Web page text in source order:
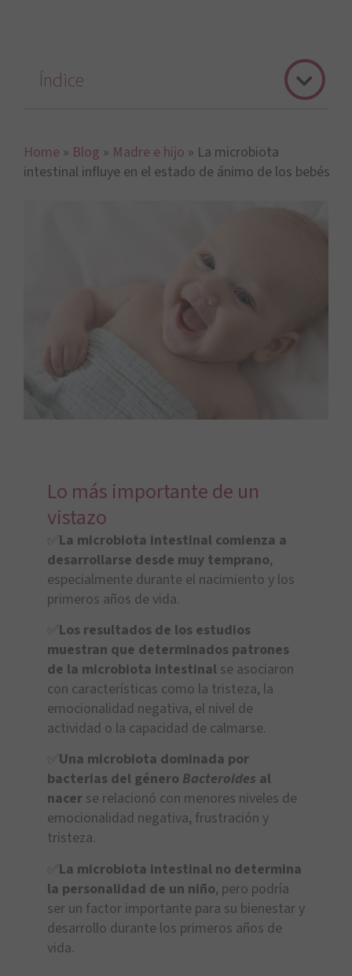
Home » Blog » Madre e hijo » La microbiota
intestinal influye en el estado de ánimo de los bebés
Lo más importante de un
vistazo
La microbiota intestinal comienza a
desarrollarse desde muy temprano,
especialmente durante el nacimiento y los
primeros años de vida.
Los resultados de los estudios
muestran que determinados patrones
de la microbiota intestinal se asociaron
con características como la tristeza, la
emocionalidad negativa, el nivel de
actividad o la capacidad de calmarse.
Una microbiota dominada por
bacterias del género Bacteroides al
nacer se relacionó con menores niveles de
emocionalidad negativa, frustración y
tristeza.
La microbiota intestinal no determina
la personalidad de un niño, pero podría
ser un factor importante para su bienestar y
desarrollo durante los primeros años de
vida.
Índice